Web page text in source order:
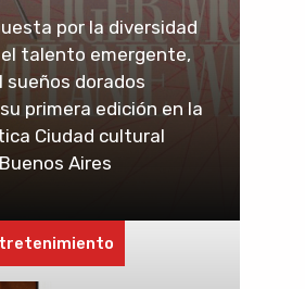
por la diversidad
talento emergente,
dorados
primera edición en la
Ciudad cultural
Aires